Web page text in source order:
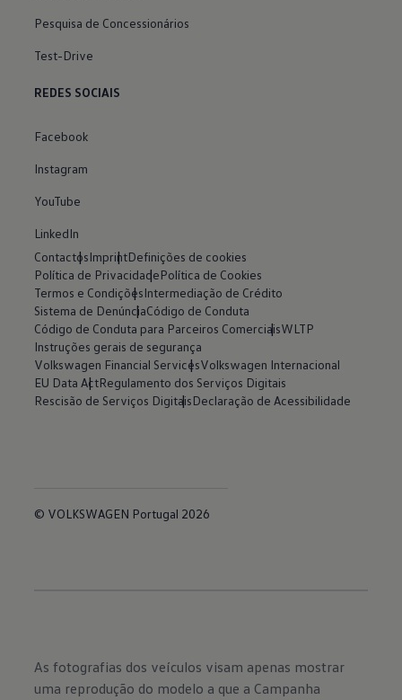
Pesquisa de Concessionários
Test-Drive
REDES SOCIAIS
Facebook
Instagram
YouTube
LinkedIn
ContactosImprintDefinições de cookies
Política de PrivacidadePolítica de Cookies
Termos e CondiçõesIntermediação de Crédito
Sistema de DenúnciaCódigo de Conduta
Código de Conduta para Parceiros ComerciaisWLTP
Instruções gerais de segurança
Volkswagen Financial ServicesVolkswagen Internacional
EU Data ActRegulamento dos Serviços Digitais
Rescisão de Serviços DigitaisDeclaração de Acessibilidade
© VOLKSWAGEN Portugal 2026
As fotografias dos veículos visam apenas mostrar
uma reprodução do modelo a que a Campanha